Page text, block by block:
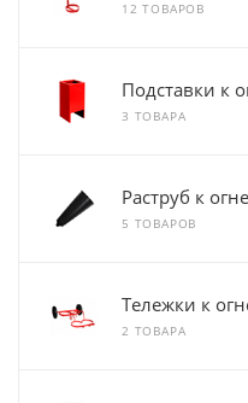
12 ТОВАРОВ
Подставки к
3 ТОВАРА
Раструб к
5 ТОВАРОВ
Тележки к
2 ТОВАРА